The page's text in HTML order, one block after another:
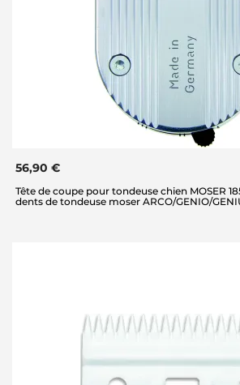
56,90 €
Tête de coupe pour tondeuse chien MOSER
dents de tondeuse moser ARCO/GENIO/